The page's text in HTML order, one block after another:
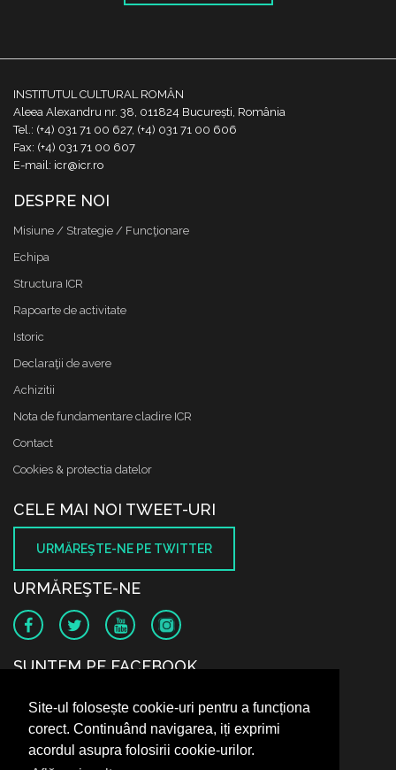
Site-ul folosește cookie-uri pentru a funcționa
corect. Continuând navigarea, iți exprimi
acordul asupra folosirii cookie-urilor.
INSTITUTUL CULTURAL ROMÂN
Aleea Alexandru nr. 38, 011824 București, România
Tel.: (+4) 031 71 00 627, (+4) 031 71 00 606
Fax: (+4) 031 71 00 607
E-mail: icr@icr.ro
DESPRE NOI
Misiune / Strategie / Funcţionare
Echipa
Structura ICR
Rapoarte de activitate
Istoric
Declaraţii de avere
Achizitii
Nota de fundamentare cladire ICR
Contact
Cookies & protectia datelor
CELE MAI NOI TWEET-URI
URMĂREŞTE-NE PE TWITTER
URMĂREŞTE-NE
SUNTEM PE FACEBOOK